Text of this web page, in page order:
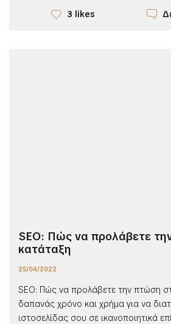
3 likes
SEO: Πώς να προλάβετε
κατάταξη
25/04/2022
SEO: Πώς να προλάβετε την πτώση
δαπανάς χρόνο και χρήμα για να
ιστοσελίδας σου σε ικανοποιητικά